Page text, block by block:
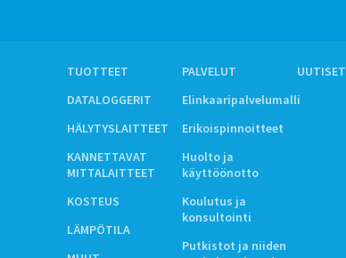
TUOTTEET
DATALOGGERIT
HÄLYTYSLAITTEET
KANNETTAVAT
MITTALAITTEET
KOSTEUS
LÄMPÖTILA
PALVELUT
Elinkaaripalvelumalli
Erikoispinnoitteet
Huolto ja
käyttöönotto
Koulutus ja
konsultointi
Putkistot ja niiden
UUTISET